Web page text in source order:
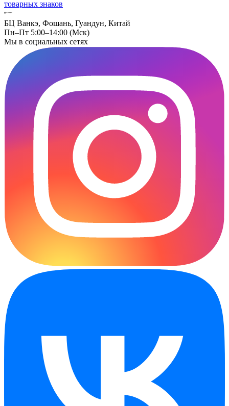
товарных знаков
БЦ Ванкэ, Фошань, Гуандун, Китай
Пн–Пт 5:00–14:00 (Мск)
Мы в социальных сетях